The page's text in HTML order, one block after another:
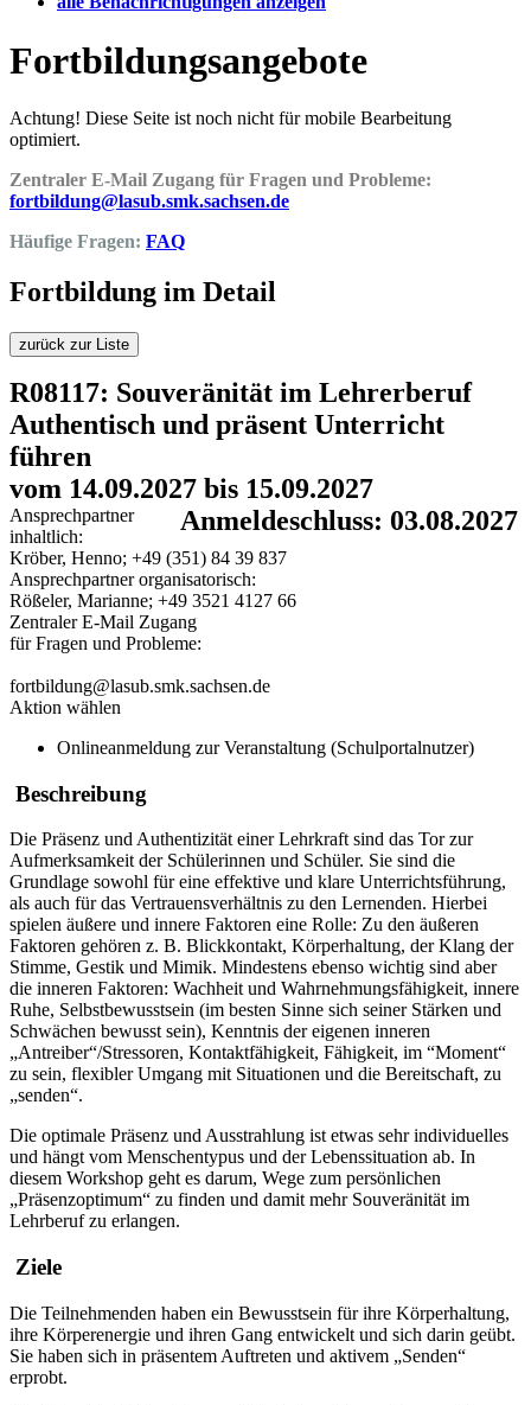
Fortbildungsangebote
Achtung! Diese Seite ist noch nicht für mobile Bearbeitung
optimiert.
Zentraler E-Mail Zugang für Fragen und Probleme:
fortbildung@lasub.smk.sachsen.de
Häufige Fragen: FAQ
Fortbildung im Detail
zurück zur Liste
R08117: Souveränität im Lehrerberuf
Authentisch und präsent Unterricht
führen
vom 14.09.2027 bis 15.09.2027
Anmeldeschluss: 03.08.2027
Ansprechpartner
inhaltlich:
Kröber, Henno; +49 (351) 84 39 837
Ansprechpartner organisatorisch:
Rößeler, Marianne; +49 3521 4127 66
Zentraler E-Mail Zugang
für Fragen und Probleme:
fortbildung@lasub.smk.sachsen.de
Aktion wählen
Onlineanmeldung zur Veranstaltung (Schulportalnutzer)
Beschreibung
Die Präsenz und Authentizität einer Lehrkraft sind das Tor zur
Aufmerksamkeit der Schülerinnen und Schüler. Sie sind die
Grundlage sowohl für eine effektive und klare Unterrichtsführung,
als auch für das Vertrauensverhältnis zu den Lernenden. Hierbei
spielen äußere und innere Faktoren eine Rolle: Zu den äußeren
Faktoren gehören z. B. Blickkontakt, Körperhaltung, der Klang der
Stimme, Gestik und Mimik. Mindestens ebenso wichtig sind aber
die inneren Faktoren: Wachheit und Wahrnehmungsfähigkeit, innere
Ruhe, Selbstbewusstsein (im besten Sinne sich seiner Stärken und
Schwächen bewusst sein), Kenntnis der eigenen inneren
„Antreiber“/Stressoren, Kontaktfähigkeit, Fähigkeit, im “Moment“
zu sein, flexibler Umgang mit Situationen und die Bereitschaft, zu
„senden“.
Die optimale Präsenz und Ausstrahlung ist etwas sehr individuelles
und hängt vom Menschentypus und der Lebenssituation ab. In
diesem Workshop geht es darum, Wege zum persönlichen
„Präsenzoptimum“ zu finden und damit mehr Souveränität im
Lehrberuf zu erlangen.
Ziele
Die Teilnehmenden haben ein Bewusstsein für ihre Körperhaltung,
ihre Körperenergie und ihren Gang entwickelt und sich darin geübt.
Sie haben sich in präsentem Auftreten und aktivem „Senden“
erprobt.